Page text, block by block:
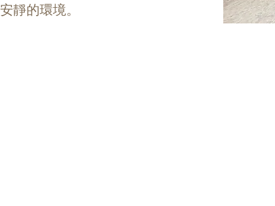
靜的環境。